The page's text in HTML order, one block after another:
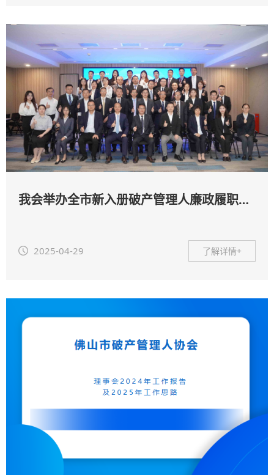
我会举办全市新入册破产管理人廉政履职宣誓仪式暨破产管理人结对共建签约仪式
了解详情+
2025-04-29